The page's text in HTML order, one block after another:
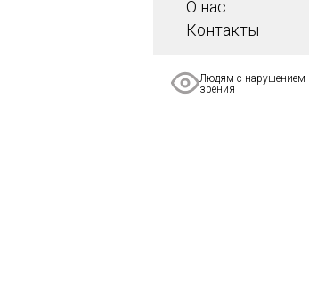
О нас
Контакты
Людям с нарушением
зрения